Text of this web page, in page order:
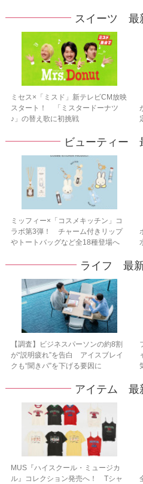
スイーツ 最
ミセス×「ミスド」新テレビCM放映
スタート！ 「ミスタードーナツ
♪」の替え歌に初挑戦
ビューティー
ミッフィー×「コスメキッチン」コ
ラボ第3弾！ チャーム付きリップ
やトートバッグなど全18種登場へ
ライフ 最
【調査】ビジネスパーソンの約8割
が“説明疲れ”を告白 アイスブレイ
クも“聞きパ”を下げる要因に
アイテム 最
MUS『ハイスクール・ミュージカ
ル』コレクション発売へ！ Tシャ